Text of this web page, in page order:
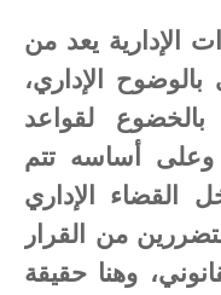
الإدارية يعد من
الإداري،
بالخضوع لقواعد
وعلى أساسه تتم
الإداري
من القرار
وهنا حقيقة